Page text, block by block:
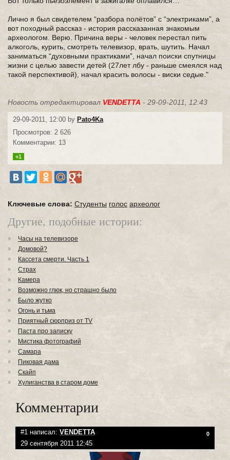
Лично я был свидетелем “разбора полётов” с “электриками”, а
вот походный рассказ - история рассказанная знакомым
археологом. Верю. Причина веры - человек перестал пить
алкоголь, курить, смотреть телевизор, врать, шутить. Начал
заниматься “духовными практиками”, начал поиски спутницы
жизни с целью завести детей (27лет лбу - раньше смеялся над
такой перспективой), начал красить волосы - виски седые."
Новость отредактировал VENDETTA - 29-09-2011, 12:43
29-09-2011, 12:00 by Pato4Ka
Просмотров: 2 626
Комментарии: 13
+1
Ключевые слова: Студенты голос археолог
Другие, подобные истории:
Часы на телевизоре
Домовой?
Кассета смерти. Часть 1
Страх
Камера
Возможно глюк, но страшно было
Было жутко
Огонь и тьма
Приятный сюрприз от TV
Паста про записку
Мистика фотографий
Самара
Пиковая дама
Скайп
Хулиганства в старом доме
Комментарии
#1 написал: VENDETTA 0
29 сентября 2011 12:45